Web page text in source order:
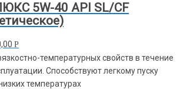
5W-40 API SL/CF
Р
температурных свойств в течение
Способствуют легкому пуску
температурах